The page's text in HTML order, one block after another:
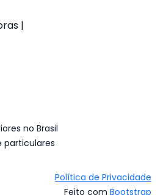
|
no Brasil
particulares
Política de Privacidade
Feito com Bootstrap